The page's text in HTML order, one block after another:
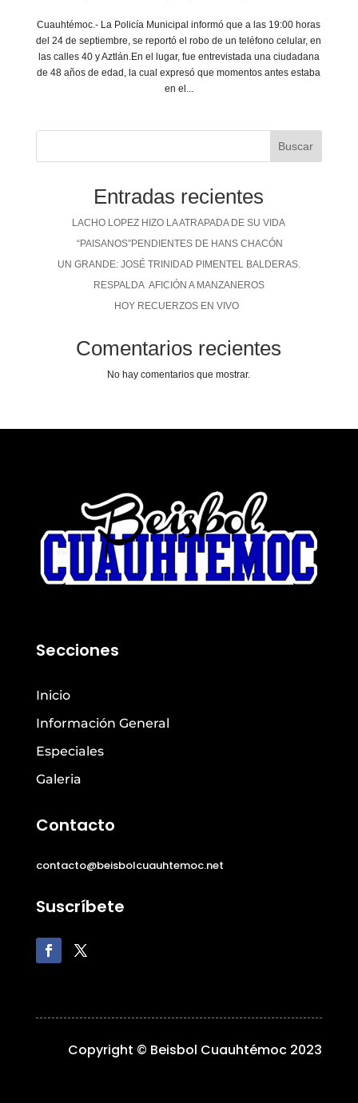
Cuauhtémoc.- La Policía Municipal informó que a las 19:00 horas
del 24 de septiembre, se reportó el robo de un teléfono celular, en
las calles 40 y Aztlán.En el lugar, fue entrevistada una ciudadana
de 48 años de edad, la cual expresó que momentos antes estaba
en el...
Buscar
Entradas recientes
LACHO LOPEZ HIZO LA ATRAPADA DE SU VIDA
“PAISANOS”PENDIENTES DE HANS CHACÓN
UN GRANDE: JOSÉ TRINIDAD PIMENTEL BALDERAS.
RESPALDA AFICIÓN A MANZANEROS
HOY RECUERZOS EN VIVO
Comentarios recientes
No hay comentarios que mostrar.
Secciones
Inicio
Información General
Especiales
Galeria
Contacto
contacto@beisbolcuauhtemoc.net
Suscríbete
Copyright © Beisbol Cuauhtémoc 2023